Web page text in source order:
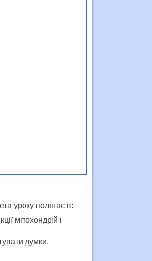
уроку полягає в:
мітохондрій і
думки.